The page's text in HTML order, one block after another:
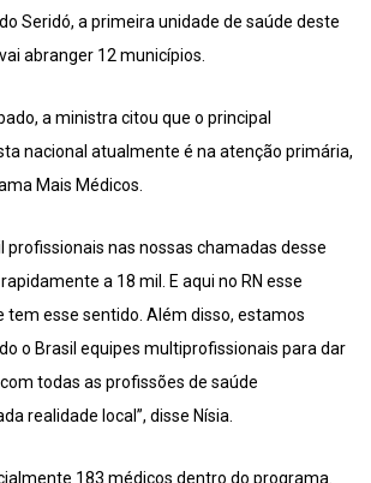
Seridó, a primeira unidade de saúde deste
abranger 12 municípios.
a ministra citou que o principal
nacional atualmente é na atenção primária,
Mais Médicos.
profissionais nas nossas chamadas desse
a 18 mil. E aqui no RN esse
tem esse sentido. Além disso, estamos
o Brasil equipes multiprofissionais para dar
todas as profissões de saúde
realidade local”, disse Nísia.
183 médicos dentro do programa.